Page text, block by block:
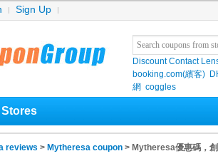
Sign Up
Discount Contact
booking.com(繽客)
網 coggles
Stores
reviews > Mytheresa coupon > Mytheresa優惠碼，